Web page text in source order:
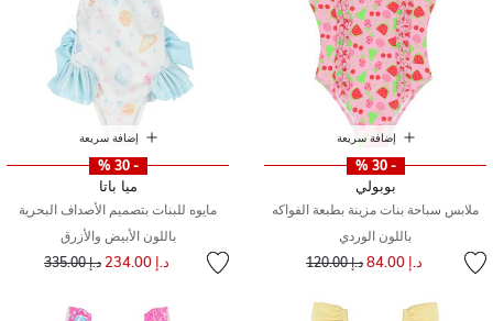
إضافة سريعة
- 30 %
بوبولي
ملابس سباحة بنات مزينة بطبعة الفواكه
باللون الوردي
د.إ 84.00 سعر مخفض مند.إ 120.00
إضافة سريعة
- 30 %
ميا باتا
مايوه للبنات بتصميم الأصداف البحرية
باللون الأبيض والأزرق
د.إ 234.00 سعر مخفض من
د.إ 335.00 إلى